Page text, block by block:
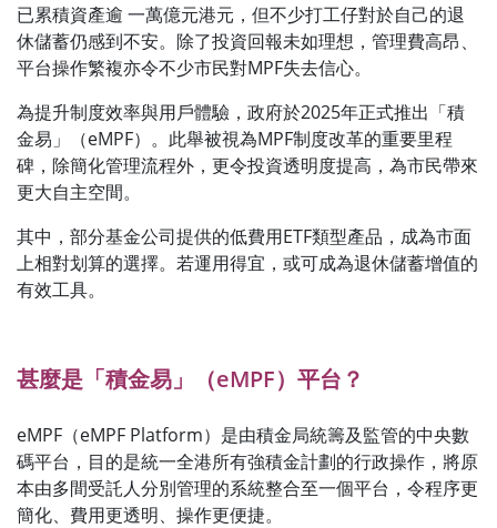
已累積資產逾 一萬億元港元，但不少打工仔對於自己的退
休儲蓄仍感到不安。除了投資回報未如理想，管理費高昂、
平台操作繁複亦令不少市民對MPF失去信心。
為提升制度效率與用戶體驗，政府於2025年正式推出「積
金易」（eMPF）。此舉被視為MPF制度改革的重要里程
碑，除簡化管理流程外，更令投資透明度提高，為市民帶來
更大自主空間。
其中，部分基金公司提供的低費用ETF類型產品，成為市面
上相對划算的選擇。若運用得宜，或可成為退休儲蓄增值的
有效工具。
甚麼是「積金易」（eMPF）平台？
eMPF（eMPF Platform）是由積金局統籌及監管的中央數
碼平台，目的是統一全港所有強積金計劃的行政操作，將原
本由多間受託人分別管理的系統整合至一個平台，令程序更
簡化、費用更透明、操作更便捷。